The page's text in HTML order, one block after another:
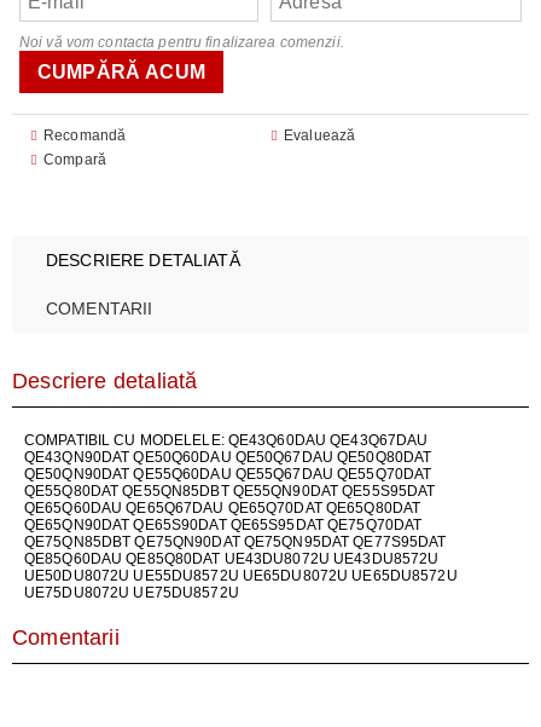
Noi vă vom contacta pentru finalizarea comenzii.
Recomandă
Evaluează
Compară
DESCRIERE DETALIATĂ
COMENTARII
Descriere detaliată
COMPATIBIL CU MODELELE: QE43Q60DAU QE43Q67DAU
QE43QN90DAT QE50Q60DAU QE50Q67DAU QE50Q80DAT
QE50QN90DAT QE55Q60DAU QE55Q67DAU QE55Q70DAT
QE55Q80DAT QE55QN85DBT QE55QN90DAT QE55S95DAT
QE65Q60DAU QE65Q67DAU QE65Q70DAT QE65Q80DAT
QE65QN90DAT QE65S90DAT QE65S95DAT QE75Q70DAT
QE75QN85DBT QE75QN90DAT QE75QN95DAT QE77S95DAT
QE85Q60DAU QE85Q80DAT UE43DU8072U UE43DU8572U
UE50DU8072U UE55DU8572U UE65DU8072U UE65DU8572U
UE75DU8072U UE75DU8572U
Comentarii